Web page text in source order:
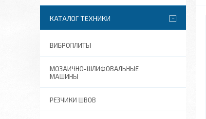
КАТАЛОГ ТЕХНИКИ
ВИБРОПЛИТЫ
МОЗАИЧНО-ШЛИФОВАЛЬНЫЕ
МАШИНЫ
РЕЗЧИКИ ШВОВ